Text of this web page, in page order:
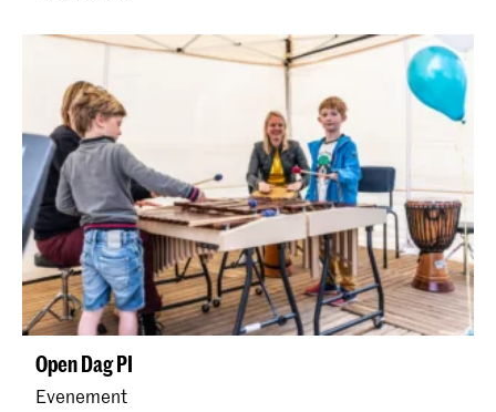
Open Dag PI
Evenement